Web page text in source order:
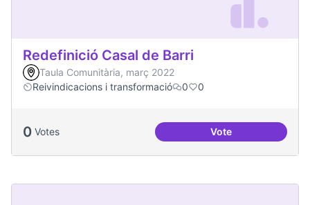
Redefinició Casal de Barri
Taula Comunitària, març 2022
Reivindicacions i transformació
0 0
0 Votes VoteRedefinició Casal